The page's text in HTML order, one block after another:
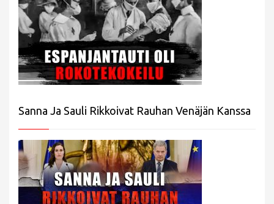
Sanna Ja Sauli Rikkoivat Rauhan Venäjän Kanssa